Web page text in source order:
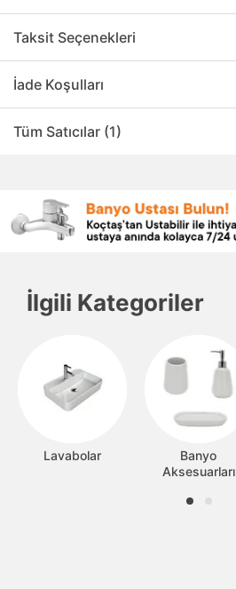
Taksit Seçenekleri
İade Koşulları
Tüm Satıcılar (1)
İlgili Kategoriler
Lavabolar
Banyo
Aksesuarları